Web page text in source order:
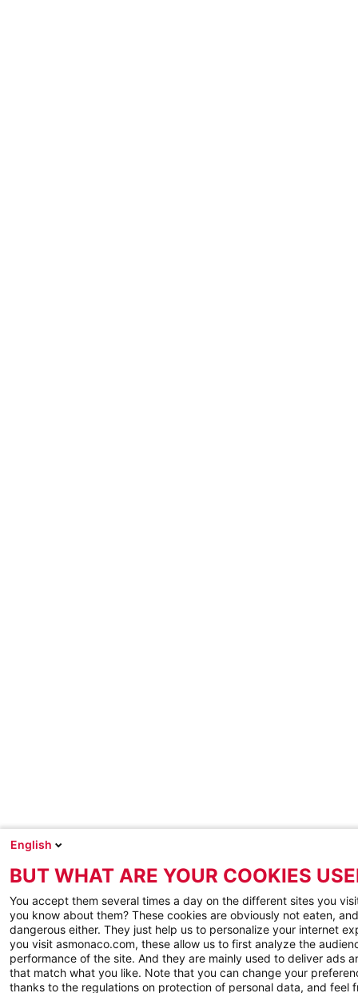
English
BUT WHAT ARE YOUR COOKIES
You accept them several times a day on the different sites you
you know about them? These cookies are obviously not eaten,
dangerous either. They just help us to personalize your internet
you visit asmonaco.com, these allow us to first analyze the
performance of the site. And they are mainly used to deliver ads
that match what you like. Note that you can change your
thanks to the regulations on protection of personal data, and feel